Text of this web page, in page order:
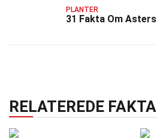
PLANTER
31 Fakta Om Asters
RELATEREDE FAKTA